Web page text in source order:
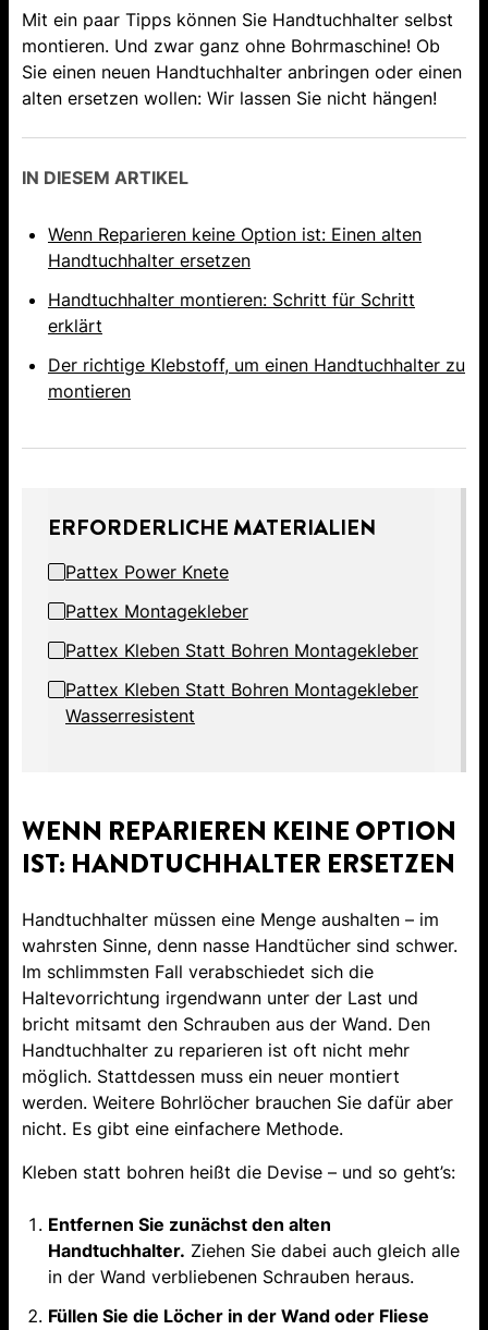
Mit ein paar Tipps können Sie Handtuchhalter selbst
montieren. Und zwar ganz ohne Bohrmaschine! Ob
Sie einen neuen Handtuchhalter anbringen oder einen
alten ersetzen wollen: Wir lassen Sie nicht hängen!
IN DIESEM ARTIKEL
Wenn Reparieren keine Option ist: Einen alten
Handtuchhalter ersetzen
Handtuchhalter montieren: Schritt für Schritt
erklärt
Der richtige Klebstoff, um einen Handtuchhalter zu
montieren
WENN REPARIEREN KEINE OPTION
IST: HANDTUCHHALTER ERSETZEN
Handtuchhalter müssen eine Menge aushalten – im
wahrsten Sinne, denn nasse Handtücher sind schwer.
Im schlimmsten Fall verabschiedet sich die
Haltevorrichtung irgendwann unter der Last und
bricht mitsamt den Schrauben aus der Wand. Den
Handtuchhalter zu reparieren ist oft nicht mehr
möglich. Stattdessen muss ein neuer montiert
werden. Weitere Bohrlöcher brauchen Sie dafür aber
nicht. Es gibt eine einfachere Methode.
ERFORDERLICHE MATERIALIEN
Pattex Power Knete
Pattex Montagekleber
Pattex Kleben Statt Bohren Montagekleber
Pattex Kleben Statt Bohren Montagekleber
Wasserresistent
Kleben statt bohren heißt die Devise – und so geht’s:
Entfernen Sie zunächst den alten
Handtuchhalter. Ziehen Sie dabei auch gleich alle
in der Wand verbliebenen Schrauben heraus.
Füllen Sie die Löcher in der Wand oder Fliese